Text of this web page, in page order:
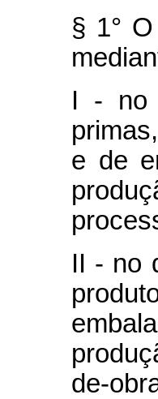
§ 1°
I - no
e de
II - no
de-